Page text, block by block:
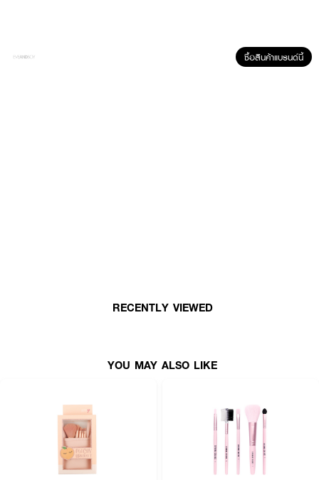
ซื้อสินค้าแบรนด์นี้
RECENTLY VIEWED
YOU MAY ALSO LIKE